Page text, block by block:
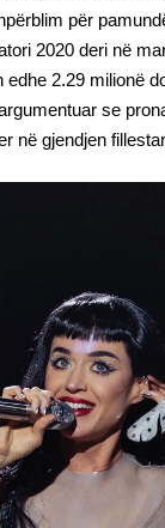
për
2020 deri në
edhe 2.29 milionë
se
në gjendjen